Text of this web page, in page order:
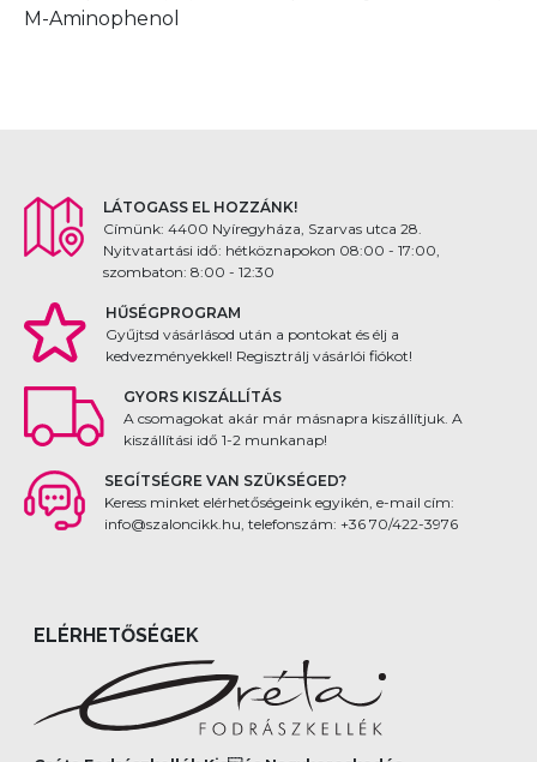
M-Aminophenol
LÁTOGASS EL HOZZÁNK!
Címünk: 4400 Nyíregyháza, Szarvas utca 28.
Nyitvatartási idő: hétköznapokon 08:00 - 17:00,
szombaton: 8:00 - 12:30
HŰSÉGPROGRAM
Gyűjtsd vásárlásod után a pontokat és élj a
kedvezményekkel! Regisztrálj vásárlói fiókot!
GYORS KISZÁLLÍTÁS
A csomagokat akár már másnapra kiszállítjuk. A
kiszállítási idő 1-2 munkanap!
SEGÍTSÉGRE VAN SZÜKSÉGED?
Keress minket elérhetőségeink egyikén, e-mail cím:
info@szaloncikk.hu, telefonszám: +36 70/422-3976
ELÉRHETŐSÉGEK